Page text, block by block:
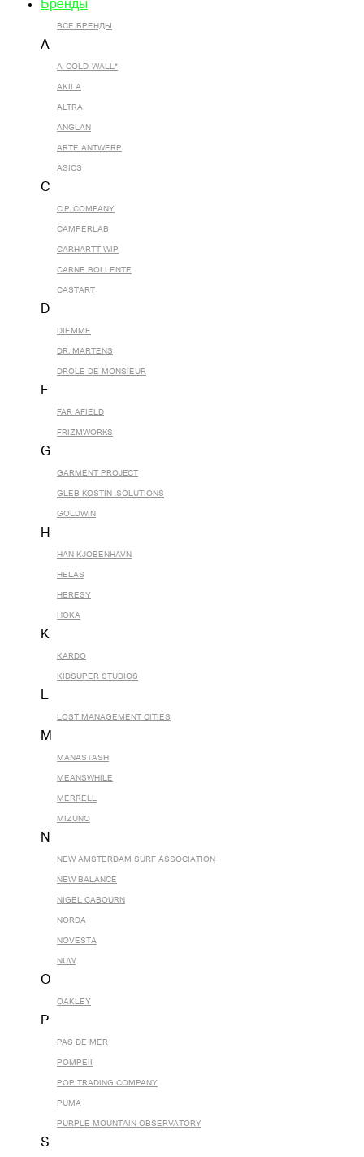
Бренды
ВСЕ БРЕНДЫ
A
A-COLD-WALL*
AKILA
ALTRA
ANGLAN
ARTE ANTWERP
ASICS
C
C.P. COMPANY
CAMPERLAB
CARHARTT WIP
CARNE BOLLENTE
CASTART
D
DIEMME
DR. MARTENS
DROLE DE MONSIEUR
F
FAR AFIELD
FRIZMWORKS
G
GARMENT PROJECT
GLEB KOSTIN .SOLUTIONS
GOLDWIN
H
HAN KJOBENHAVN
HELAS
HERESY
HOKA
K
KARDO
KIDSUPER STUDIOS
L
LOST MANAGEMENT CITIES
M
MANASTASH
MEANSWHILE
MERRELL
MIZUNO
N
NEW AMSTERDAM SURF ASSOCIATION
NEW BALANCE
NIGEL CABOURN
NORDA
NOVESTA
NUW
O
OAKLEY
P
PAS DE MER
POMPEII
POP TRADING COMPANY
PUMA
PURPLE MOUNTAIN OBSERVATORY
S